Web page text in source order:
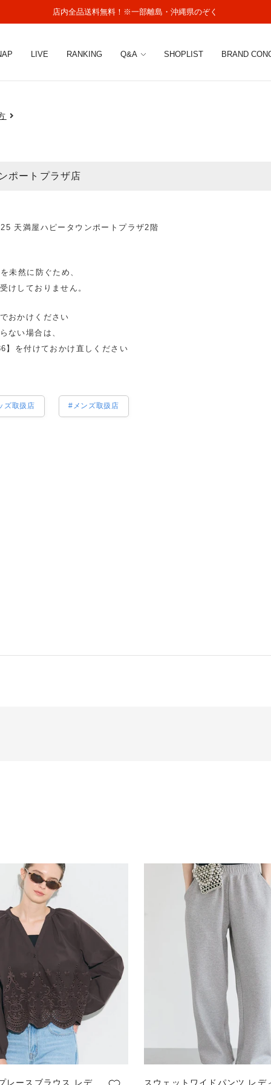
店内全品送料無料！※一部離島・沖縄県のぞく
LIVE RANKING Q&A SHOPLIST BRAND
ポートプラザ店
天満屋ハピータウンポートプラザ2階
未然に防ぐため、
けしておりません。
おかけください
ない場合は、
】を付けておかけ直しください
ズ取扱店 #メンズ取扱店
レースブラウス レデ スウェットワイドパンツ レデ